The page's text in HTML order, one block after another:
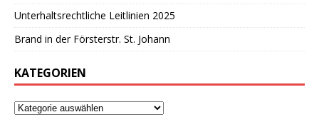
Unterhaltsrechtliche Leitlinien 2025
Brand in der Försterstr. St. Johann
KATEGORIEN